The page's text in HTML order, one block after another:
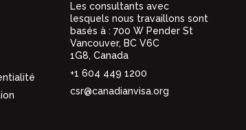
Les consultants avec
lesquels nous travaillons sont
basés à : 700 W Pender St
Vancouver, BC V6C
1G8, Canada
+1 604 449 1200
csr@canadianvisa.org